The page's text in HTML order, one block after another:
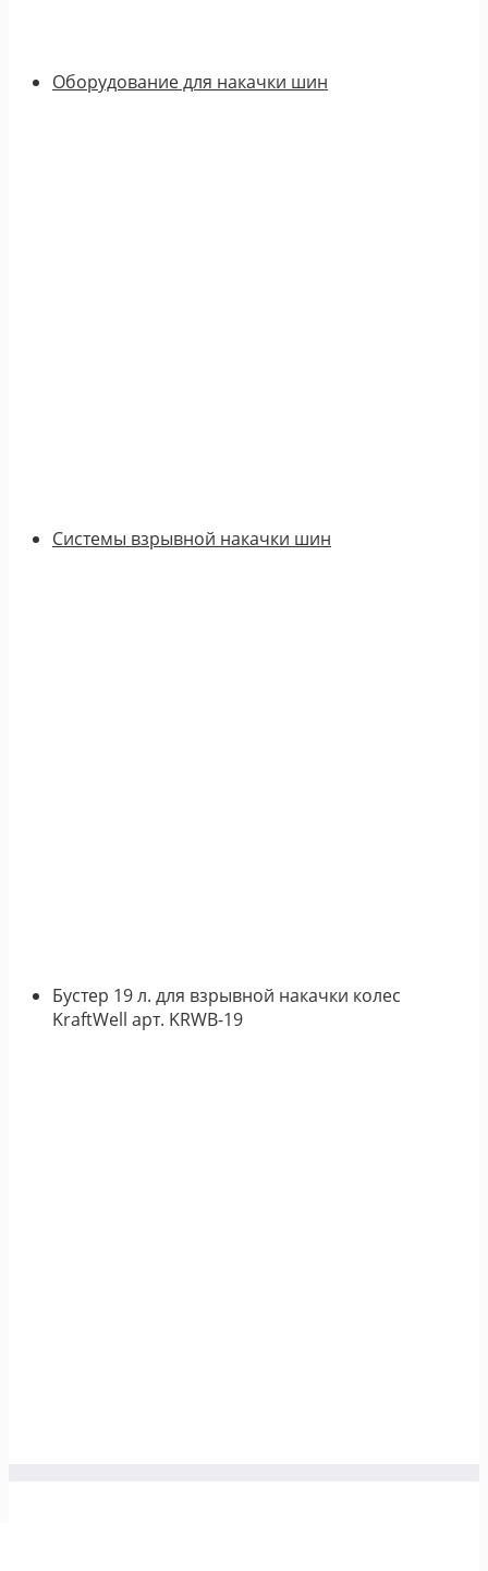
Оборудование для накачки шин
Системы взрывной накачки шин
Бустер 19 л. для взрывной накачки колес
KraftWell арт. KRWB-19